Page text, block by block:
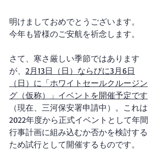
明けましておめでとうございます。
今年も皆様のご安航を祈念します。
さて、寒さ厳しい季節ではあります
が、 2月13日（日）ならびに3月6日
（日）に「ホワイトセールクルージン
グ（仮称）」イベントを開催予定です
（現在、三河保安署申請中）。これは
2022年度から正式イベントとして年間
行事計画に組み込むか否かを検討する
ため試行として開催するものです。